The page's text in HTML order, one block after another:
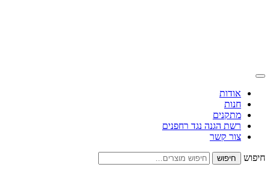
אודות
חנות
מתקנים
רשת הגנה נגד רחפנים
צור קשר
חיפוש